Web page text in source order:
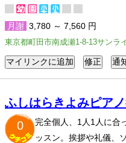
月謝 3,780 ～ 7,560 円
東京都町田市南成瀬1-8-13サンラ
ふしはらきよみピア
0
完全個人、1人1人に合
ッスン。挨拶や礼儀、